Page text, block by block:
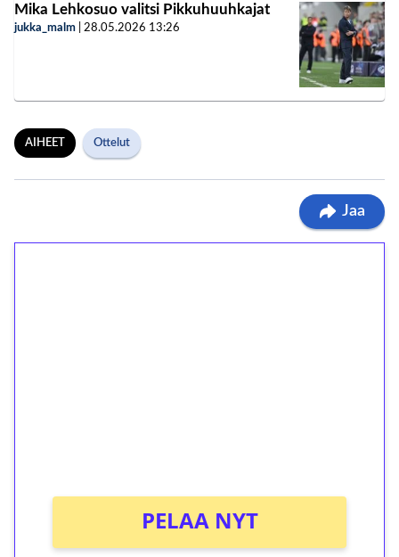
Mika Lehkosuo valitsi Pikkuhuuhkajat
jukka_malm 28.05.2026 13:26
AIHEET Ottelut
Jaa
PELAA NYT